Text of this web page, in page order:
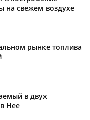
на свежем воздухе
рынке топлива
в двух
Нее